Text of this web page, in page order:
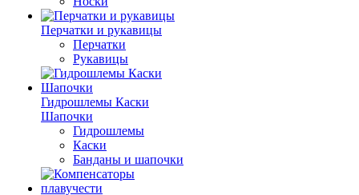
Перчатки и рукавицы
Перчатки
Рукавицы
Гидрошлемы Каски
Шапочки
Гидрошлемы
Каски
Банданы и шапочки